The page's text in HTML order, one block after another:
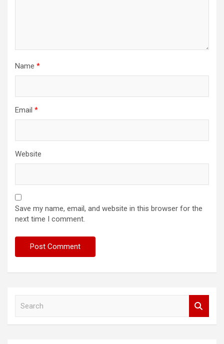
Name *
Email *
Website
Save my name, email, and website in this browser for the
next time I comment.